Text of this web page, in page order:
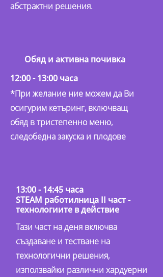
абстрактни решения.
Обяд и активна почивка
12:00 - 13:00 часа
*При желание ние можем да Ви
осигурим кетъринг, включващ
обяд в тристепенно меню,
следобедна закуска и плодове
13:00 - 14:45 часа
STEAM работилница II част -
технологиите в действие
Тази част на деня включва
създаване и тестване на
технологични решения,
използвайки различни хардуерни